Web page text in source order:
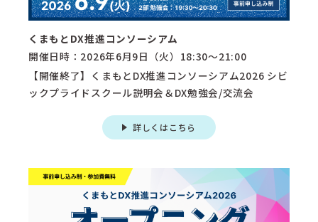
くまもとDX推進コンソーシアム
開催日時：2026年6月9日（火）18:30～21:00
【開催終了】くまもとDX推進コンソーシアム2026 シビ
ックプライドスクール説明会＆DX勉強会/交流会
詳しくはこちら